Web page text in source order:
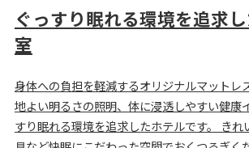
ぐっすり眠れる環境を追求
室
身体への負担を軽減するオリジナルマットレ
地よい明るさの照明、体に浸透しやすい健康
すり眠れる環境を追求したホテルです。 き